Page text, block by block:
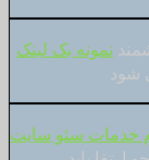
نمونه بک لینک
شود
خدمات سئو سایت